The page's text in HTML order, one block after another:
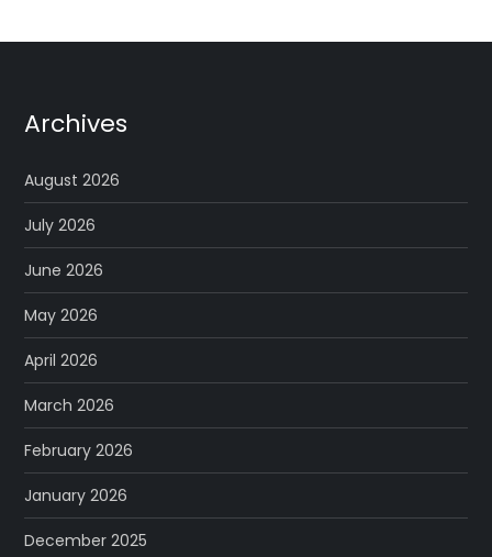
Archives
August 2026
July 2026
June 2026
May 2026
April 2026
March 2026
February 2026
January 2026
December 2025